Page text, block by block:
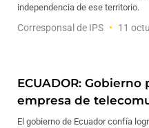
independencia de ese territorio.
Corresponsal de IPS 11
ECUADOR:
empresa de
El gobierno de Ecuador confía